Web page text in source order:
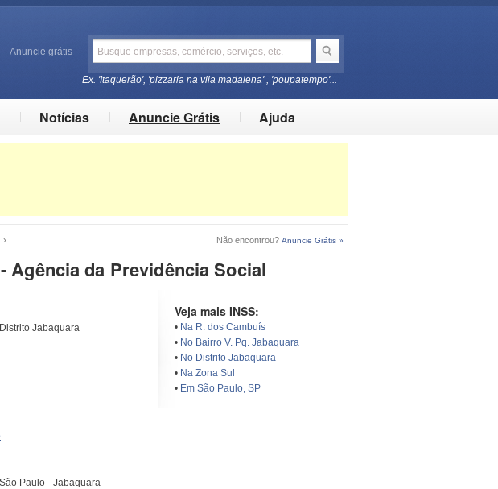
Anuncie grátis
Ex. 'Itaquerão', 'pizzaria na vila madalena' , 'poupatempo'...
Notícias Anuncie Grátis Ajuda
› Não encontrou? Anuncie Grátis »
Agência da Previdência Social
Jabaquara
Veja mais INSS:
• Na R. dos Cambuís
• No Bairro V. Pq. Jabaquara
• No Distrito Jabaquara
• Na Zona Sul
• Em São Paulo, SP
Paulo - Jabaquara